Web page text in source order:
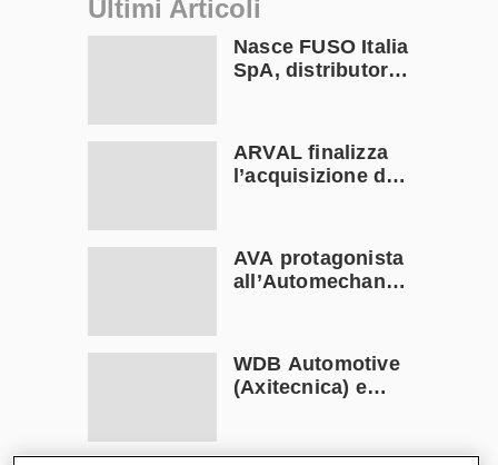
Ultimi Articoli
Nasce FUSO Italia
SpA, distributore
ARVAL finalizza
l’acquisizione di
AVA protagonista
all’Automechanika
WDB Automotive
(Axitecnica) e